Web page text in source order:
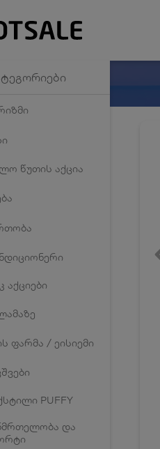
წუთის აქცია
აქციები
ფარმა / ეისიემი
PUFFY
და